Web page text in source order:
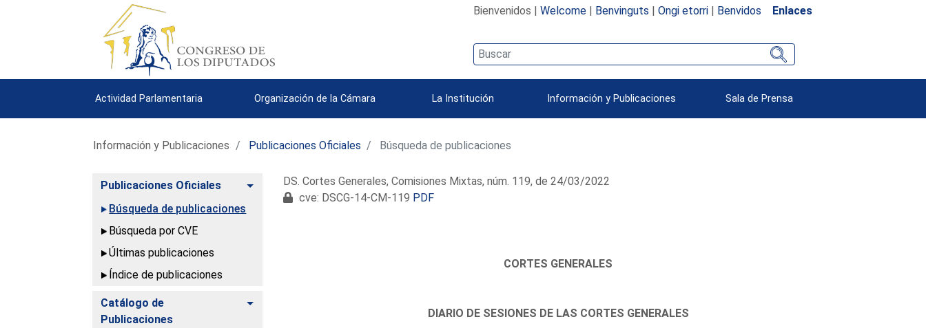
Bienvenidos | Welcome| Benvinguts | Ongi etorri| Benvidos Enlaces
Actividad Parlamentaria Organización de la Cámara La Institución Información y Publicaciones Sala de Prensa
Información y Publicaciones Publicaciones Oficiales Búsqueda de publicaciones
Publicaciones Oficiales
Alternar
Búsqueda de publicaciones
Búsqueda por CVE
Últimas publicaciones
Índice de publicaciones
Catálogo de
Publicaciones
Alternar
DS. Cortes Generales, Comisiones Mixtas, núm. 119, de 24/03/2022
cve: DSCG-14-CM-119 PDF
CORTES GENERALES
DIARIO DE SESIONES DE LAS CORTES GENERALES